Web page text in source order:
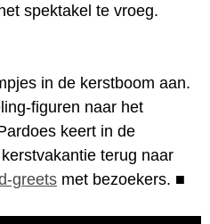
spektakel te vroeg.
in de kerstboom aan.
figuren naar het
keert in de
terug naar
greets met bezoekers. ■